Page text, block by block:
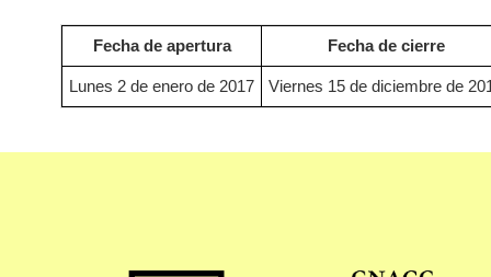
Fecha de apertura Fecha de cierre
Lunes 2 de enero de 2017 Viernes 15 de diciembre de